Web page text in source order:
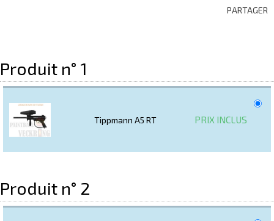
PARTAGER
Produit n° 1
Tippmann A5 RT PRIX INCLUS
Produit n° 2